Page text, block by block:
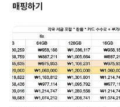
매핑하기